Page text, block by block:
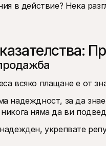
в действие? Нека
всяко плащане е от
надеждност, за да
няма да ви
укрепвате